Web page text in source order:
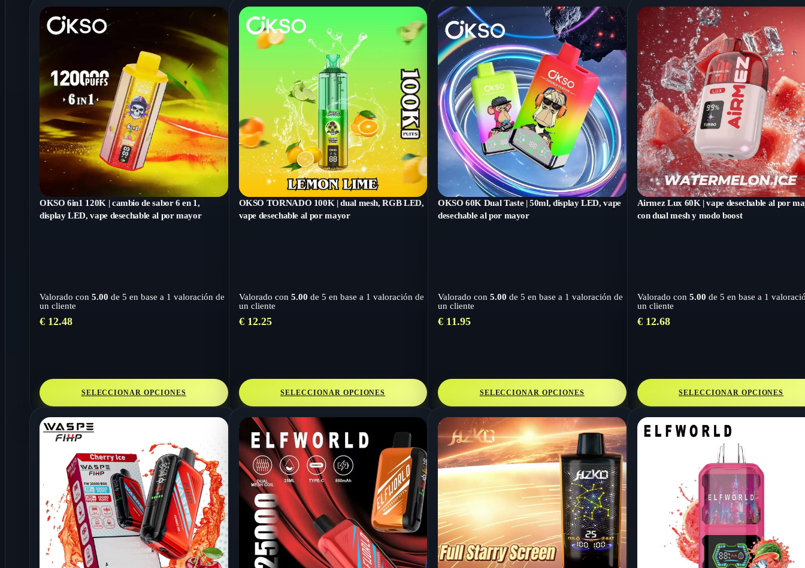
OKSO 6in1 120K | cambio de sabor 6 en 1,
display LED, vape desechable al por mayor
Valorado con 5.00 de 5 en base a 1 valoración de
un cliente
€ 12.48
SELECCIONAR OPCIONES
OKSO TORNADO 100K | dual mesh, RGB LED,
vape desechable al por mayor
Valorado con 5.00 de 5 en base a 1 valoración de
un cliente
€12.25
SELECCIONAR OPCIONES
OKSO 60K Dual Taste | 50ml, display LED, vape
desechable al por mayor
Valorado con 5.00 de 5 en base a 1 valoración de
un cliente
€ 11.95
SELECCIONAR OPCIONES
Airmez Lux 60K | vape desechable al por
con dual mesh y modo boost
Valorado con 5.00 de 5 en base a 1
un cliente
€12.68
SELECCIONAR OPCIONES